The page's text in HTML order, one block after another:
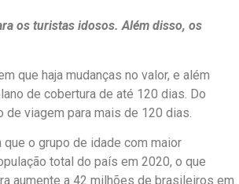
os turistas idosos. Além disso, os
que haja mudanças no valor, e além
de cobertura de até 120 dias. Do
viagem para mais de 120 dias.
o grupo de idade com maior
total do país em 2020, o que
aumente a 42 milhões de brasileiros em